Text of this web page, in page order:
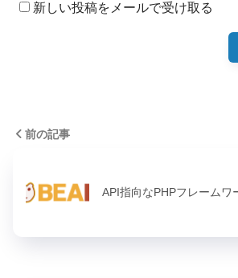
新しい投稿をメールで受け取る
前の記事
API指向なPHPフレームワ